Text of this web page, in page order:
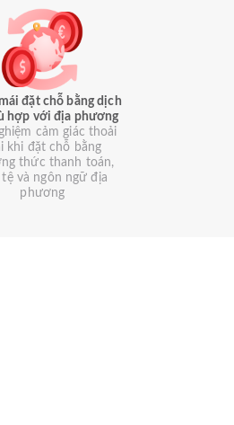
mái đặt chỗ bằng dịch
hợp với địa phương
cảm giác thoải
khi đặt chỗ bằng
thức thanh toán,
và ngôn ngữ địa
phương